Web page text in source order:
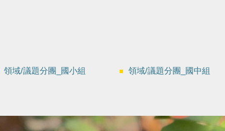
領域/議題分團_國小組 領域/議題分團_國中組